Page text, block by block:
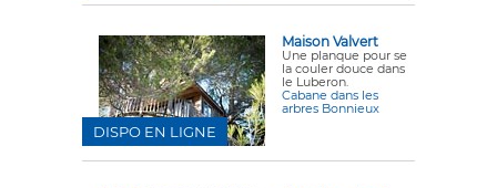
Maison Valvert
Une planque pour se
la couler douce dans
le Luberon.
Cabane dans les
arbres Bonnieux
DISPO EN LIGNE